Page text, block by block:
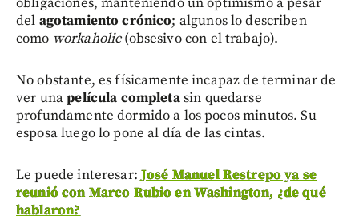
del agotamiento crónico; algunos lo describen
como workaholic(obsesivo con el trabajo).
No obstante, es físicamente incapaz de terminar de
ver unapelícula completasin quedarse
profundamente dormido a los pocos minutos. Su
esposa luego lo pone al día de las cintas.
Le puede interesar:José Manuel Restrepo ya se
reunió con Marco Rubio en Washington, ¿de qué
hablaron?